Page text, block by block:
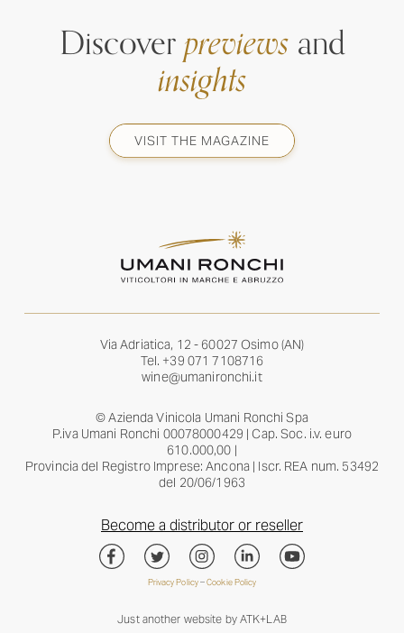
Discoverpreviewsand
insights
VISIT THE MAGAZINE
Via Adriatica, 12 - 60027 Osimo (AN)
Tel. +39 071 7108716
wine@umanironchi.it
© Azienda Vinicola Umani Ronchi Spa
P.iva Umani Ronchi 00078000429 | Cap. Soc. i.v. euro
610.000,00 |
Provincia del Registro Imprese: Ancona | Iscr. REA num. 53492
del 20/06/1963
Become a distributor or reseller
Privacy Policy–Cookie Policy
Just another website by ATK+LAB